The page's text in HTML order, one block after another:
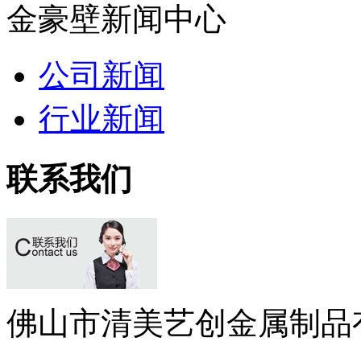
金豪壁新闻中心
公司新闻
行业新闻
联系我们
佛山市清美艺创金属制